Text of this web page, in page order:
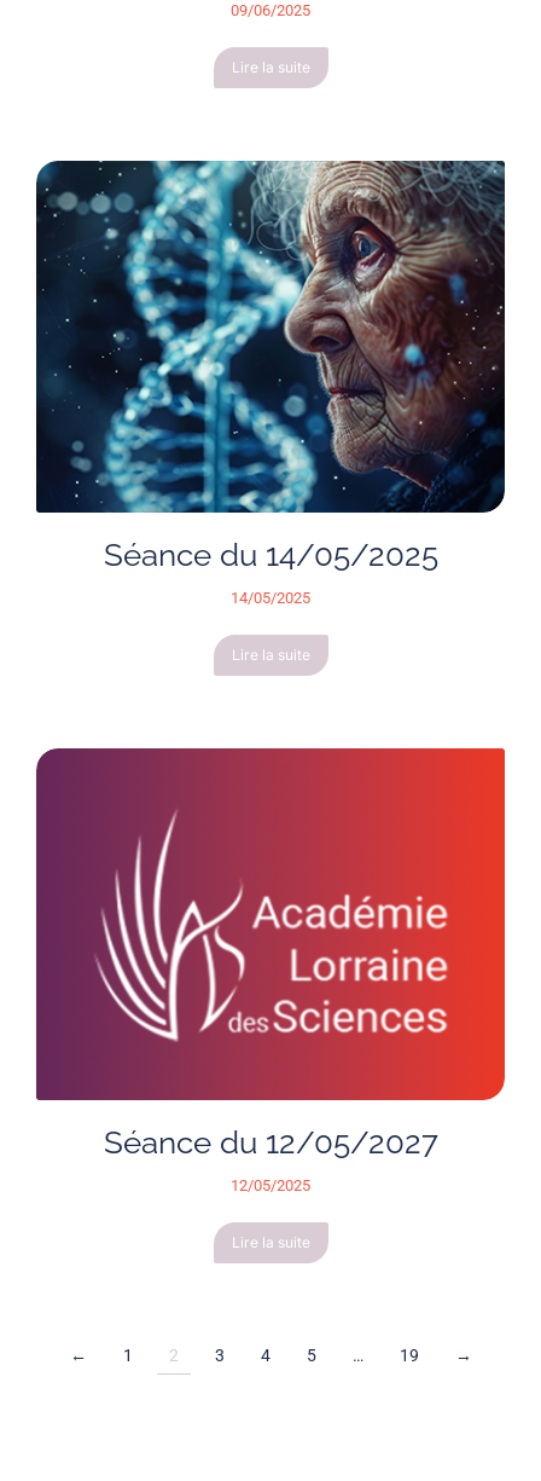
09/06/2025
Lire la suite
Séance du 14/05/2025
14/05/2025
Lire la suite
Séance du 12/05/2027
12/05/2025
Lire la suite
← 1 2 3 4 5 … 19 →